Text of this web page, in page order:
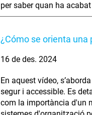
per saber quan ha
¿Cómo se orienta una
16 de des. 2024
En aquest vídeo,
segur i accessible. Es
com la importància d'un